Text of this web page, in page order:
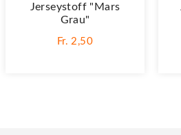
Jerseystoff "Mars
Grau"
Fr. 2,50